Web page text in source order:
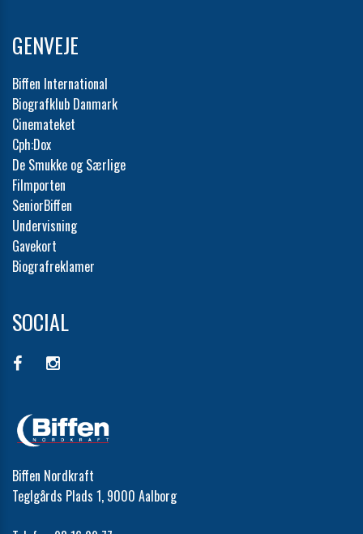
GENVEJE
Biffen International
Biografklub Danmark
Cinemateket
Cph:Dox
De Smukke og Særlige
Filmporten
SeniorBiffen
Undervisning
Gavekort
Biografreklamer
SOCIAL
Biffen Nordkraft
Teglgårds Plads 1, 9000 Aalborg